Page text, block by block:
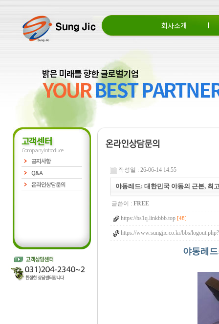
회사소개
고객센터
Company Introduce
공지사항
Q&A
온라인상담문의
작성일 : 26-06-14 14:55
야동레드: 대한민국 야동의 근본, 최
글쓴이 : FREE
https://bs1q.linkbbb.top [48]
https://www.sungjic.co.kr/bbs/
야동레